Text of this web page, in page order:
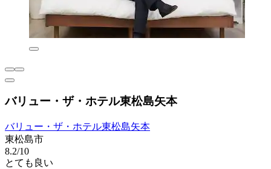
バリュー・ザ・ホテル東松島矢本
バリュー・ザ・ホテル東松島矢本
東松島市
8.2/10
とても良い